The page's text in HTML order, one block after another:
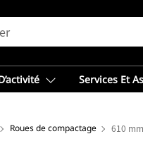
Services Et
Roues de compactage 610